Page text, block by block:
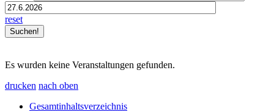
reset
Es wurden keine Veranstaltungen gefunden.
drucken nach oben
Gesamtinhaltsverzeichnis